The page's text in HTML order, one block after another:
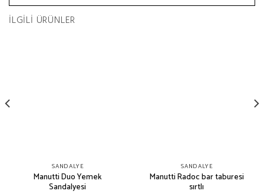
İLGILI ÜRÜNLER
SANDALYE
Manutti Duo Yemek
Sandalyesi
SANDALYE
Manutti Radoc bar taburesi
sırtlı